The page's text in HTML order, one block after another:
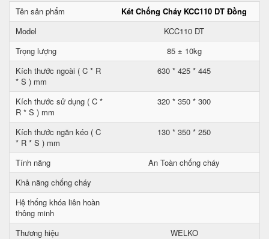
Tên sản phẩm
Két Chống Cháy KCC110 DT Đồng
Model
KCC110 DT
Trọng lượng
85 ± 10kg
Kích thước ngoài ( C * R
* S ) mm
630 * 425 * 445
Kích thước sử dụng ( C *
R * S ) mm
320 * 350 * 300
Kích thước ngăn kéo ( C
* R * S ) mm
130 * 350 * 250
Tính năng
An Toàn chống cháy
Khả năng chống cháy
Hệ thống khóa liên hoàn
thông minh
Thương hiệu
WELKO